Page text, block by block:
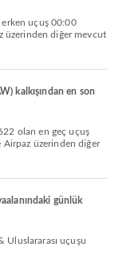
üzerinden diğer mevcut
kalkışından en son
üzerinden diğer
günlük